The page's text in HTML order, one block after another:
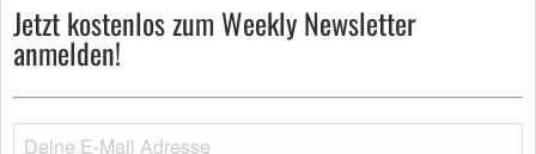
Jetzt kostenlos zum Weekly Newsletter
anmelden!